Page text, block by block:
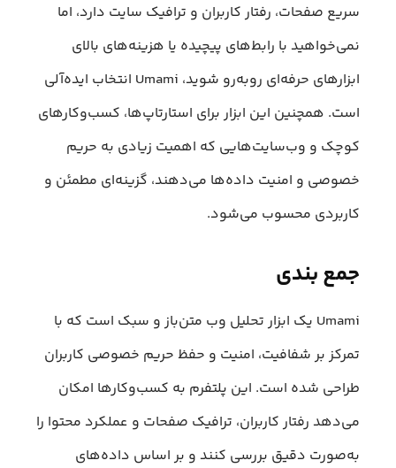
سریع صفحات، رفتار کاربران و ترافیک سایت دارد، اما
نمی‌خواهید با رابط‌های پیچیده یا هزینه‌های بالای
ابزارهای حرفه‌ای روبه‌رو شوید، Umami انتخاب ایده‌آلی
است. همچنین این ابزار برای استارتاپ‌ها، کسب‌وکارهای
کوچک و وب‌سایت‌هایی که اهمیت زیادی به حریم
خصوصی و امنیت داده‌ها می‌دهند، گزینه‌ای مطمئن و
کاربردی محسوب می‌شود.
جمع بندی
Umami یک ابزار تحلیل وب متن‌باز و سبک است که با
تمرکز بر شفافیت، امنیت و حفظ حریم خصوصی کاربران
طراحی شده است. این پلتفرم به کسب‌وکارها امکان
می‌دهد رفتار کاربران، ترافیک صفحات و عملکرد محتوا را
به‌صورت دقیق بررسی کنند و بر اساس داده‌های